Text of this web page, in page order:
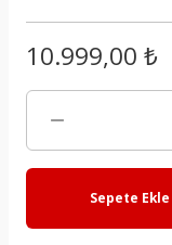
10.999,00 ₺
Sepete Ekle